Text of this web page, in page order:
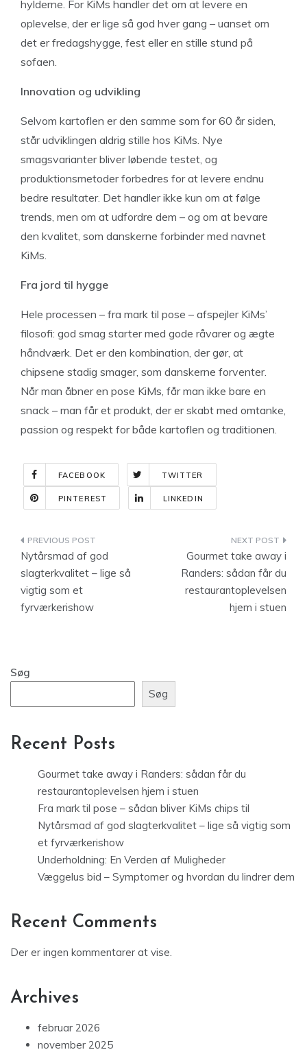
hylderne. For KiMs handler det om at levere en
oplevelse, der er lige så god hver gang – uanset om
det er fredagshygge, fest eller en stille stund på
sofaen.
Innovation og udvikling
Selvom kartoflen er den samme som for 60 år siden,
står udviklingen aldrig stille hos KiMs. Nye
smagsvarianter bliver løbende testet, og
produktionsmetoder forbedres for at levere endnu
bedre resultater. Det handler ikke kun om at følge
trends, men om at udfordre dem – og om at bevare
den kvalitet, som danskerne forbinder med navnet
KiMs.
Fra jord til hygge
Hele processen – fra mark til pose – afspejler KiMs’
filosofi: god smag starter med gode råvarer og ægte
håndværk. Det er den kombination, der gør, at
chipsene stadig smager, som danskerne forventer.
Når man åbner en pose KiMs, får man ikke bare en
snack – man får et produkt, der er skabt med omtanke,
passion og respekt for både kartoflen og traditionen.
FACEBOOK TWITTER
PINTEREST LINKEDIN
Indlægsnavigation
Nytårsmad af god
slagterkvalitet – lige så
vigtig som et
fyrværkerishow
Gourmet take away i
Randers: sådan får du
restaurantoplevelsen
hjem i stuen
Søg
Søg
Recent Posts
Gourmet take away i Randers: sådan får du
restaurantoplevelsen hjem i stuen
Fra mark til pose – sådan bliver KiMs chips til
Nytårsmad af god slagterkvalitet – lige så vigtig som
et fyrværkerishow
Underholdning: En Verden af Muligheder
Væggelus bid – Symptomer og hvordan du lindrer dem
Recent Comments
Der er ingen kommentarer at vise.
Archives
februar 2026
november 2025